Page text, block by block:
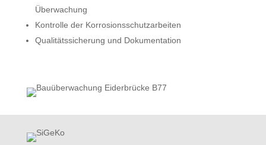
Überwachung
Kontrolle der Korrosionsschutzarbeiten
Qualitätssicherung und Dokumentation